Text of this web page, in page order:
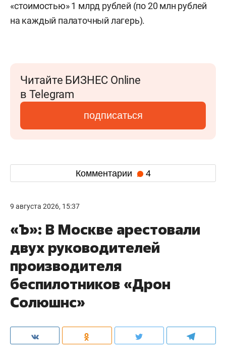
«стоимостью» 1 млрд рублей (по 20 млн рублей
на каждый палаточный лагерь).
Читайте БИЗНЕС Online
в Telegram
подписаться
Комментарии 4
9 августа 2026, 15:37
«Ъ»: В Москве арестовали
двух руководителей
производителя
беспилотников «Дрон
Солюшнс»